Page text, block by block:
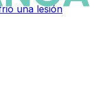
una lesión